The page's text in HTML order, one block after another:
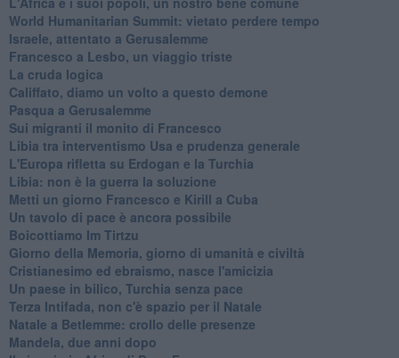
World Humanitarian Summit: vietato perdere tempo
Israele, attentato a Gerusalemme
Francesco a Lesbo, un viaggio triste
La cruda logica
Califfato, diamo un volto a questo demone
Pasqua a Gerusalemme
Sui migranti il monito di Francesco
Libia tra interventismo Usa e prudenza generale
L'Europa rifletta su Erdogan e la Turchia
Libia: non è la guerra la soluzione
Metti un giorno Francesco e Kirill a Cuba
Un tavolo di pace è ancora possibile
Boicottiamo Im Tirtzu
Giorno della Memoria, giorno di umanità e civiltà
Cristianesimo ed ebraismo, nasce l'amicizia
Un paese in bilico, Turchia senza pace
Terza Intifada, non c'è spazio per il Natale
Natale a Betlemme: crollo delle presenze
Mandela, due anni dopo